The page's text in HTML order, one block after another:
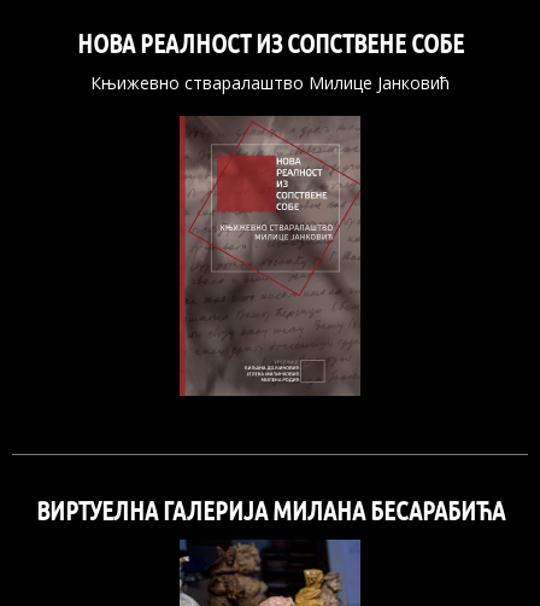
НОВА РЕАЛНОСТ ИЗ СОПСТВЕНЕ СОБЕ
Књижевно стваралаштво Милице Јанковић
ВИРТУЕЛНА ГАЛЕРИЈА МИЛАНА БЕСАРАБИЋА